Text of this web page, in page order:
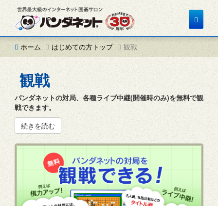
Toggle
ホーム
はじめての方トップ 観戦
観戦
パンダネットの対局、各種ライブ中継(開催時のみ)を無料で観
戦できます。
続きを読む